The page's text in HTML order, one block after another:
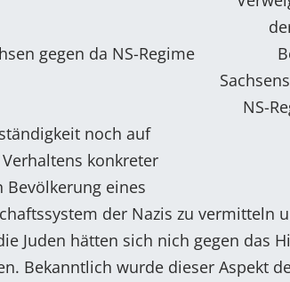
gegen da NS-Regime
noch auf
konkreter
eines
der Nazis zu vermitteln
Juden hätten sich nich gegen das
Bekanntlich wurde dieser Aspekt